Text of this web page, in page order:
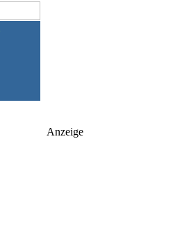
Anzeige